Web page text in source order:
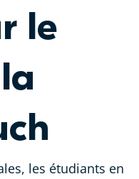
le
les étudiants en